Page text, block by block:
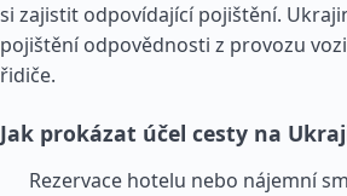
si zajistit odpovídající pojištění.
pojištění odpovědnosti z provozu
řidiče.
Jak prokázat účel cesty na
Rezervace hotelu nebo nájemní